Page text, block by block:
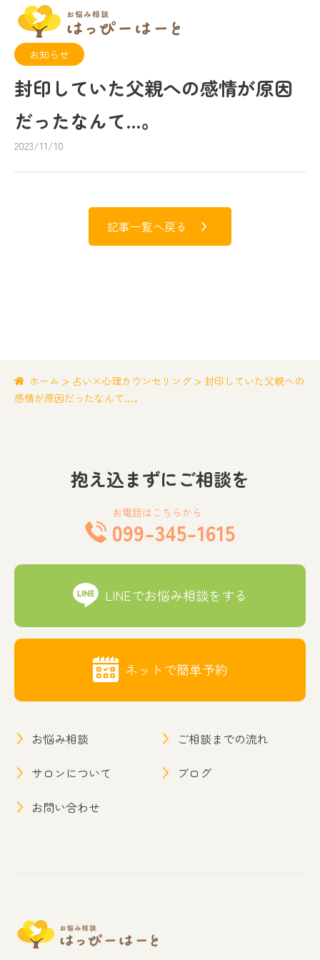
お知らせ
封印していた父親への感情が原因
だったなんて…。
2023/11/10
記事一覧へ戻る
ホーム > 占い×心理カウンセリング > 封印していた父親への
感情が原因だったなんて…。
抱え込まずにご相談を
お電話はこちらから
099-345-1615
LINEでお悩み相談をする
ネットで簡単予約
お悩み相談
ご相談までの流れ
サロンについて
ブログ
お問い合わせ